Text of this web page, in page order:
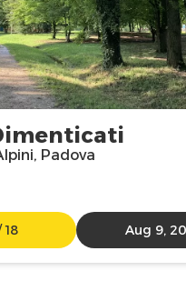
Padova
18 Aug 9,